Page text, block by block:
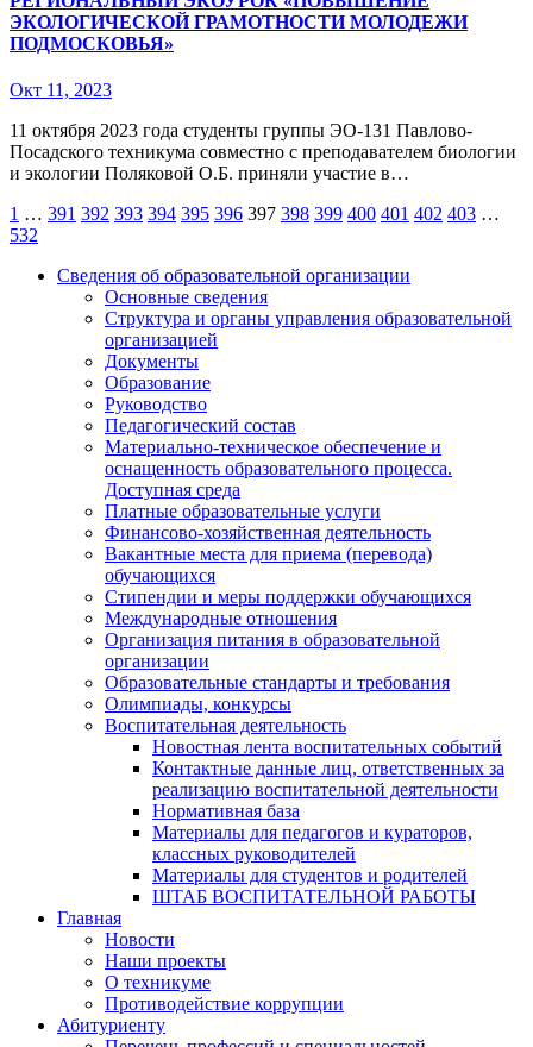
ЭКОЛОГИЧЕСКОЙ ГРАМОТНОСТИ МОЛОДЕЖИ
ПОДМОСКОВЬЯ»
Окт 11, 2023
11 октября 2023 года студенты группы ЭО-131 Павлово-
Посадского техникума совместно с преподавателем биологии
и экологии Поляковой О.Б. приняли участие в…
Пагинация
записей
1 … 391 392 393 394 395 396 397 398 399 400 401 402 403 …
532
Сведения об образовательной организации
Основные сведения
Структура и органы управления образовательной
организацией
Документы
Образование
Руководство
Педагогический состав
Материально-техническое обеспечение и
оснащенность образовательного процесса.
Доступная среда
Платные образовательные услуги
Финансово-хозяйственная деятельность
Вакантные места для приема (перевода)
обучающихся
Стипендии и меры поддержки обучающихся
Международные отношения
Организация питания в образовательной
организации
Образовательные стандарты и требования
Олимпиады, конкурсы
Воспитательная деятельность
Новостная лента воспитательных событий
Контактные данные лиц, ответственных за
реализацию воспитательной деятельности
Нормативная база
Материалы для педагогов и кураторов,
классных руководителей
Материалы для студентов и родителей
ШТАБ ВОСПИТАТЕЛЬНОЙ РАБОТЫ
Главная
Новости
Наши проекты
О техникуме
Противодействие коррупции
Абитуриенту